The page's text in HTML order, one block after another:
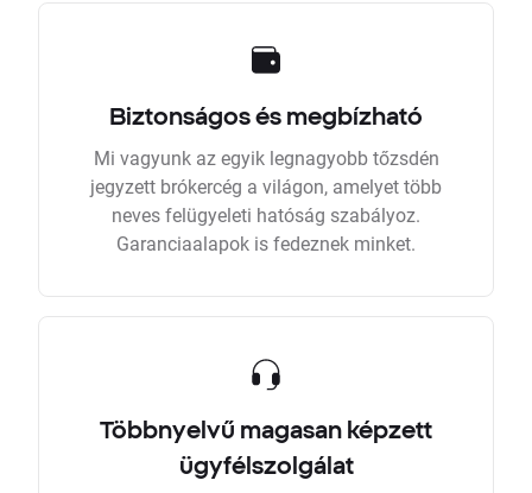
Biztonságos és megbízható
Mi vagyunk az egyik legnagyobb tőzsdén
jegyzett brókercég a világon, amelyet több
neves felügyeleti hatóság szabályoz.
Garanciaalapok is fedeznek minket.
Többnyelvű magasan képzett
ügyfélszolgálat